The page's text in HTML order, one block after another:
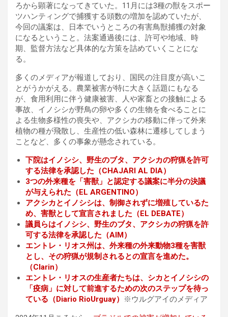
ろから顕著になってきていた。11月には3種の獣をスポー
ツハンティングで捕獲する頭数の増加を認めていたが、
今回の議案は、日本でいうところの有害鳥獣捕獲の対象
になるということ。法案通過後には、許可や地域、時
期、監督方法など具体的な方策を詰めていくことにな
る。
多くのメディアが報道しており、国民の注目度が高いこ
とがうかがえる。農業被害が特に大きく話題にもなる
が、食用利用に伴う健康被害、人や家畜との接触による
事故、イノシシが野鳥の卵や多くの生物を食べることに
よる生物多様性の喪失や、アクシカの移動に伴って外来
植物の種が飛散し、生産性の低い森林に遷移してしまう
ことなど、多くの事象が懸念されている。
下院はイノシシ、野生のブタ、アクシカの狩猟を許可
する法律を承認した（CHAJARI AL DIA）
3つの外来種を「害獣」と認定する議案に半分の決議
が与えられた（EL ARGENTINO）
アクシカとイノシシは、制御されずに増殖しているた
め、害獣として宣言されました（EL DEBATE）
議員らはイノシシ、野生のブタ、アクシカの狩猟を許
可する法律を承認した（AIM）
エントレ・リオス州は、外来種の外来動物3種を害獣
とし、その狩猟が規制されるとの宣言を進めた。
（Clarin）
エントレ・リオスの生産者たちは、シカとイノシシの
「疫病」に対して前進するための次のステップを待っ
ている（Diario RioUrguay）
※ウルグアイのメディア